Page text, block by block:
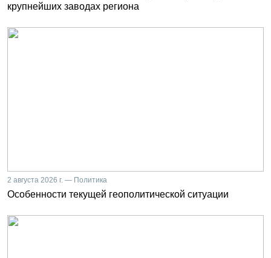
крупнейших заводах региона
2 августа 2026 г. — Политика
Особенности текущей геополитической ситуации